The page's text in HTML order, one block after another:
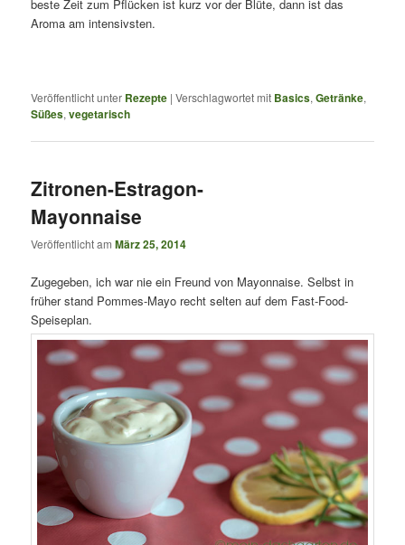
beste Zeit zum Pflücken ist kurz vor der Blüte, dann ist das
Aroma am intensivsten.
Veröffentlicht unter Rezepte |Verschlagwortet mit Basics,Getränke,
Süßes,vegetarisch
Zitronen-Estragon-
Mayonnaise
Veröffentlicht amMärz 25, 2014
Zugegeben, ich war nie ein Freund von Mayonnaise. Selbst in
früher stand Pommes-Mayo recht selten auf dem Fast-Food-
Speiseplan.